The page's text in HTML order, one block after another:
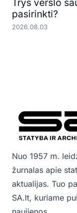
Trys verslo
pasirinkti?
2026.08.03
Nuo 1957 m.
žurnalas apie
aktualijas. Tuo
SA.lt, kuriame